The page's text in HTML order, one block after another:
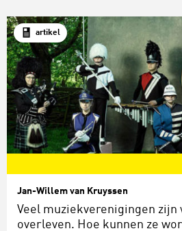
artikel
Jan-Willem van Kruyssen
Veel muziekverenigingen zijn
overleven. Hoe kunnen ze